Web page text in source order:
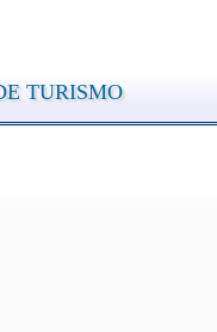
TURISMO